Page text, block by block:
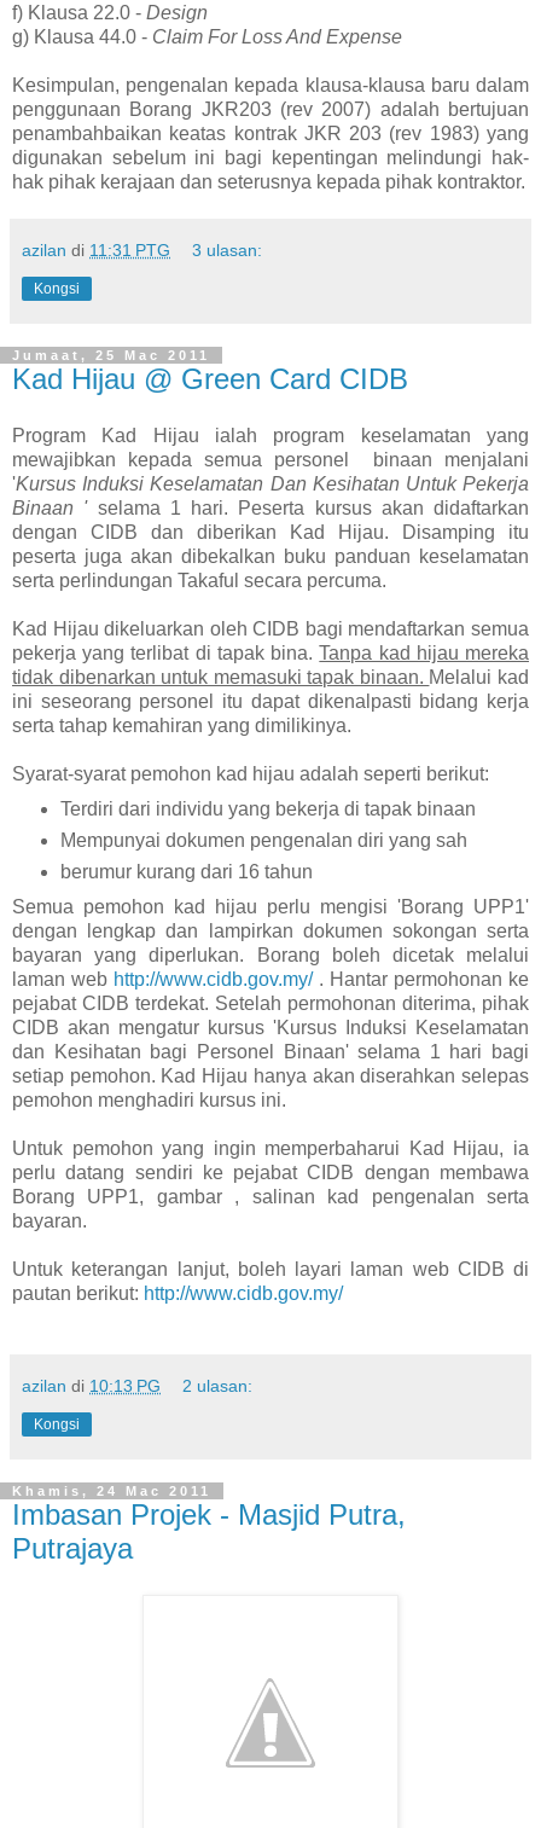
f) Klausa 22.0 - Design
g) Klausa 44.0 - Claim For Loss And Expense
Kesimpulan, pengenalan kepada klausa-klausa baru dalam
penggunaan Borang JKR203 (rev 2007) adalah bertujuan
penambahbaikan keatas kontrak JKR 203 (rev 1983) yang
digunakan sebelum ini bagi kepentingan melindungi hak-
hak pihak kerajaan dan seterusnya kepada pihak kontraktor.
azilan di 11:31 PTG 3 ulasan:
Kongsi
Jumaat, 25 Mac 2011
Kad Hijau @ Green Card CIDB
Program Kad Hijau ialah program keselamatan yang
mewajibkan kepada semua personel binaan menjalani
'Kursus Induksi Keselamatan Dan Kesihatan Untuk Pekerja
Binaan ' selama 1 hari. Peserta kursus akan didaftarkan
dengan CIDB dan diberikan Kad Hijau. Disamping itu
peserta juga akan dibekalkan buku panduan keselamatan
serta perlindungan Takaful secara percuma.
Kad Hijau dikeluarkan oleh CIDB bagi mendaftarkan semua
pekerja yang terlibat di tapak bina.Tanpa kad hijau mereka
tidak dibenarkan untuk memasuki tapak binaan. Melalui kad
ini seseorang personel itu dapat dikenalpasti bidang kerja
serta tahap kemahiran yang dimilikinya.
Syarat-syarat pemohon kad hijau adalah seperti berikut:
Terdiri dari individu yang bekerja di tapak binaan
Mempunyai dokumen pengenalan diri yang sah
berumur kurang dari 16 tahun
Semua pemohon kad hijau perlu mengisi 'Borang UPP1'
dengan lengkap dan lampirkan dokumen sokongan serta
bayaran yang diperlukan. Borang boleh dicetak melalui
laman web http://www.cidb.gov.my/. Hantar permohonan ke
pejabat CIDB terdekat. Setelah permohonan diterima, pihak
CIDB akan mengatur kursus 'Kursus Induksi Keselamatan
dan Kesihatan bagi Personel Binaan' selama 1 hari bagi
setiap pemohon. Kad Hijau hanya akan diserahkan selepas
pemohon menghadiri kursus ini.
Untuk pemohon yang ingin memperbaharui Kad Hijau, ia
perlu datang sendiri ke pejabat CIDB dengan membawa
Borang UPP1, gambar , salinan kad pengenalan serta
bayaran.
Untuk keterangan lanjut, boleh layari laman web CIDB di
pautan berikut: http://www.cidb.gov.my/
azilan di 10:13 PG 2 ulasan:
Kongsi
Khamis, 24 Mac 2011
Imbasan Projek - Masjid Putra,
Putrajaya